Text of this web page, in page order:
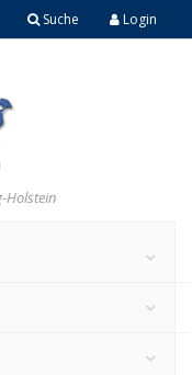
Login
Suche
Holstein